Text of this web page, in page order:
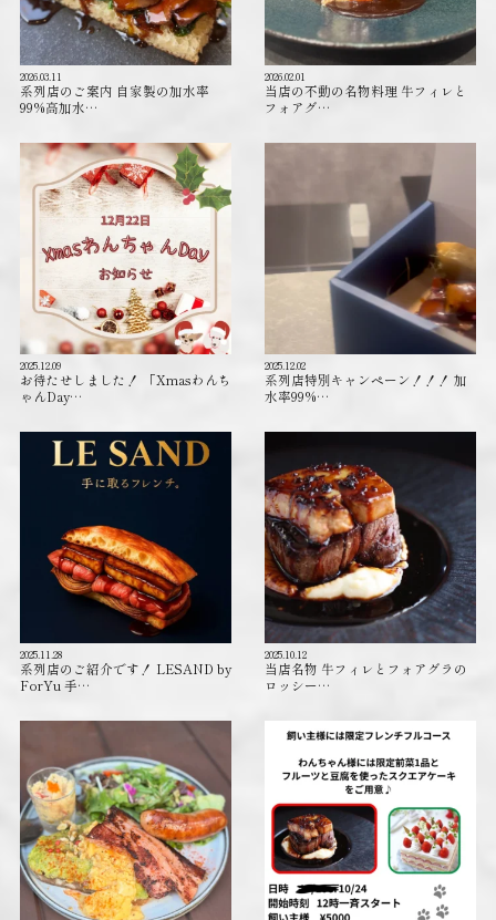
2026.03.11
系列店のご案内 自家製の加水率
99%高加水…
2026.02.01
当店の不動の名物料理 牛フィレと
フォアグ…
2025.12.09
お待たせしました！ 「Xmasわんち
ゃんDay…
2025.12.02
系列店特別キャンペーン！！！ 加
水率99%…
2025.11.28
系列店のご紹介です！ LESAND by
ForYu 手…
2025.10.12
当店名物 牛フィレとフォアグラの
ロッシー…